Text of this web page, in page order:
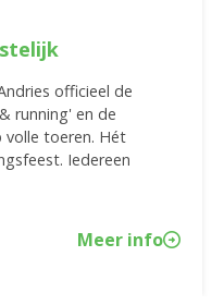
officieel de
running' en de
toeren. Hét
Iedereen
Meer info